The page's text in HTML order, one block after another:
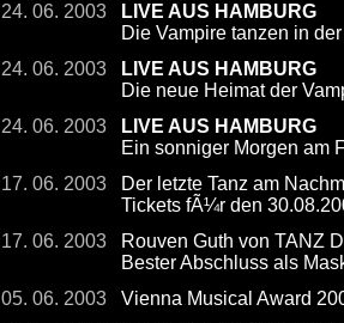
24. 06. 2003
LIVE AUS HAMBURG
Die Vampire tanzen in
24. 06. 2003
LIVE AUS HAMBURG
Die neue Heimat der
24. 06. 2003
LIVE AUS HAMBURG
Ein sonniger Morgen am
17. 06. 2003
Der letzte Tanz am
Tickets fÃ¼r den
17. 06. 2003
Rouven Guth von TANZ
Bester Abschluss als
05. 06. 2003
Vienna Musical Award